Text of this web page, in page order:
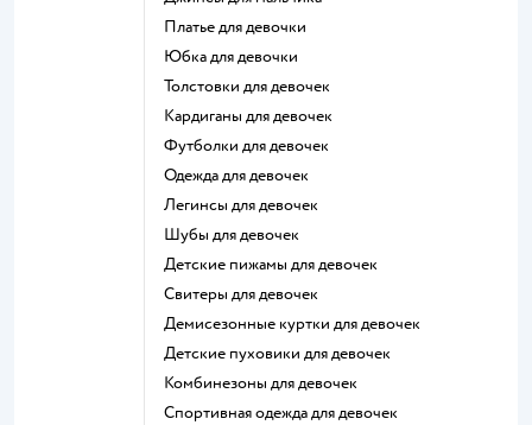
Платье для девочки
Юбка для девочки
Толстовки для девочек
Кардиганы для девочек
Футболки для девочек
Одежда для девочек
Легинсы для девочек
Шубы для девочек
Детские пижамы для девочек
Свитеры для девочек
Демисезонные куртки для девочек
Детские пуховики для девочек
Комбинезоны для девочек
Спортивная одежда для девочек